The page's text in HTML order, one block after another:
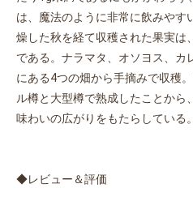
は、魔法のように非常に飲みやす
燥した秋を経て収穫された果実は
である。ナラマタ、オソヨス、カ
にある4つの畑から手摘みで収穫
ル樽と大型樽で熟成したことから
味わいの広がりをもたらしている
◆レビュー＆評価